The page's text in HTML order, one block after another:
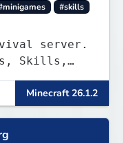
#skills
server.
Skills,
Minecraft 26.1.2